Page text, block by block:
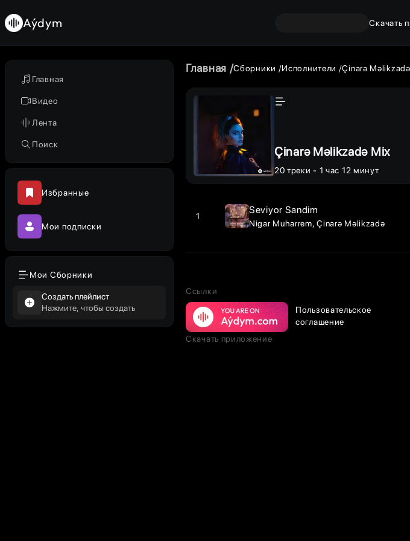
Главная
Видео
Лента
Поиск
Избранные
Мои подписки
Мои Сборники
Создать плейлист
Нажмите, чтобы создать
Aýdym Скачать
Главная Сборники Исполнители Çinarə
Çinarə Məlikzadə Mix
20 треки - 1 час 12 минут
1
Seviyor Sandim
Nigar Muharrem Çinarə Məlikzadə
Ссылки
Пользовательское
соглашение
Скачать приложение